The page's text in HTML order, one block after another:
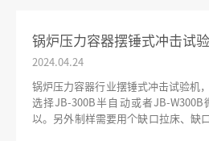
锅炉压力容器摆锤式冲击试
2024.04.24
锅炉压力容器行业摆锤式冲击试验机
选择JB-300B半自动或者JB-W300B
以。另外制样需要用个缺口拉床、缺